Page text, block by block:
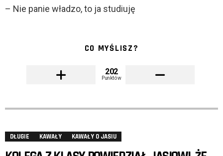
– Nie panie władzo, to ja studiuję
CO MYŚLISZ?
202
Punktów
DŁUGIE KAWAŁY KAWAŁY O JASIU